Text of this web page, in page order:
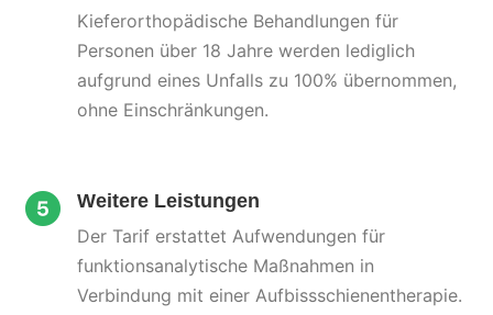
Kieferorthopädische Behandlungen für
Personen über 18 Jahre werden lediglich
aufgrund eines Unfalls zu 100% übernommen,
ohne Einschränkungen.
Weitere Leistungen
Der Tarif erstattet Aufwendungen für
funktionsanalytische Maßnahmen in
Verbindung mit einer Aufbissschienentherapie.